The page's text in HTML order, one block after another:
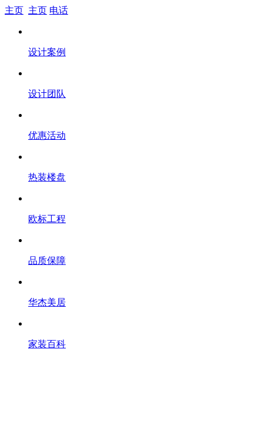
主页 主页 电话
设计案例
设计团队
优惠活动
热装楼盘
欧标工程
品质保障
华杰美居
家装百科